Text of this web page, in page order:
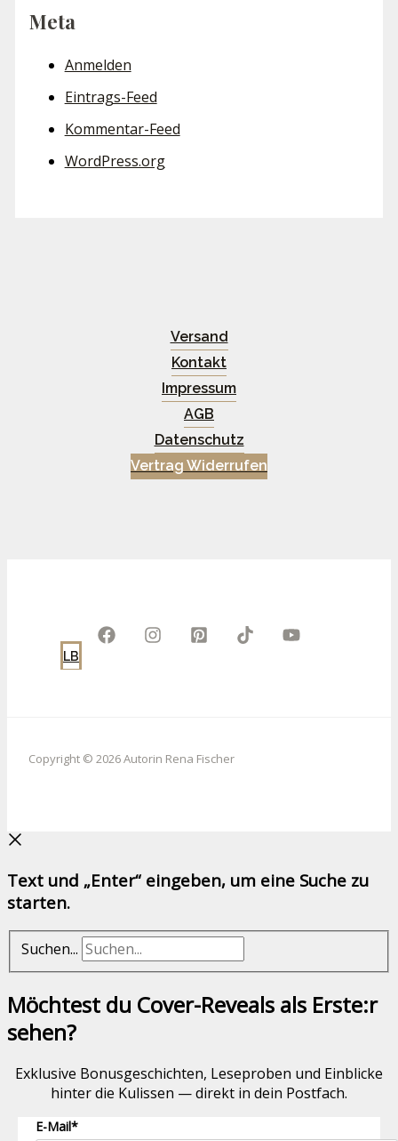
Meta
Anmelden
Eintrags-Feed
Kommentar-Feed
WordPress.org
Versand
Kontakt
Impressum
AGB
Datenschutz
Vertrag Widerrufen
LB
Copyright © 2026 Autorin Rena Fischer
Text und „Enter“ eingeben, um eine Suche zu
starten.
Suchen...
Möchtest du Cover-Reveals als Erste:r
sehen?
Exklusive Bonusgeschichten, Leseproben und Einblicke
hinter die Kulissen — direkt in dein Postfach.
E-Mail*